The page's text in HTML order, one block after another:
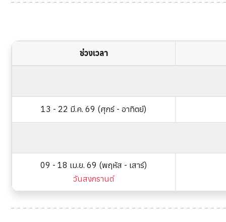
ช่วงเวลา
13 - 22 มี.ค. 69 (ศุกร์ - อาทิตย์)
09 - 18 เม.ย. 69 (พฤหัส - เสาร์)
วันสงกรานต์